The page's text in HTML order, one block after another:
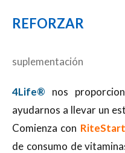
REFORZAR
suplementación
4Life®
nos
ayudarnos a llevar un
Comienza con
de consumo de